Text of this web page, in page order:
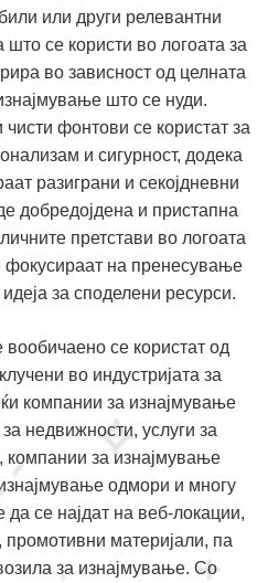
или други релевантни
се користи во логоата за
во зависност од целната
што се нуди.
фонтови се користат за
и сигурност, додека
разиграни и секојдневни
добредојдена и пристапна
претстави во логоата
фокусираат на пренесување
за споделени ресурси.
се користат од
во индустријата за
компании за изнајмување
недвижности, услуги за
компании за изнајмување
одмори и многу
се најдат на веб-локации,
промотивни материјали, па
за изнајмување. Со